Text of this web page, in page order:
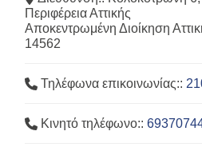
Περιφέρεια Αττικής
Αποκεντρωμένη Διοίκηση
14562
Τηλέφωνα επικοινωνίας::
Κινητό τηλέφωνο::